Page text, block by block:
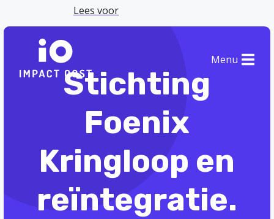
Lees voor
Menu
Stichting
Foenix
Kringloop en
reïntegratie.